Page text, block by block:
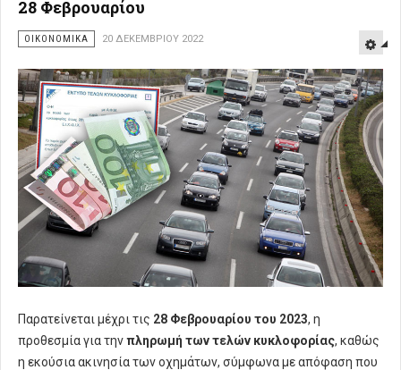
28 Φεβρουαρίου
ΟΙΚΟΝΟΜΙΚΑ 20 ΔΕΚΕΜΒΡΊΟΥ 2022
Παρατείνεται μέχρι τις 28 Φεβρουαρίου του 2023, η
προθεσμία για τηνπληρωμή των τελών κυκλοφορίας, καθώς
η εκούσια ακινησία των οχημάτων, σύμφωνα με απόφαση που